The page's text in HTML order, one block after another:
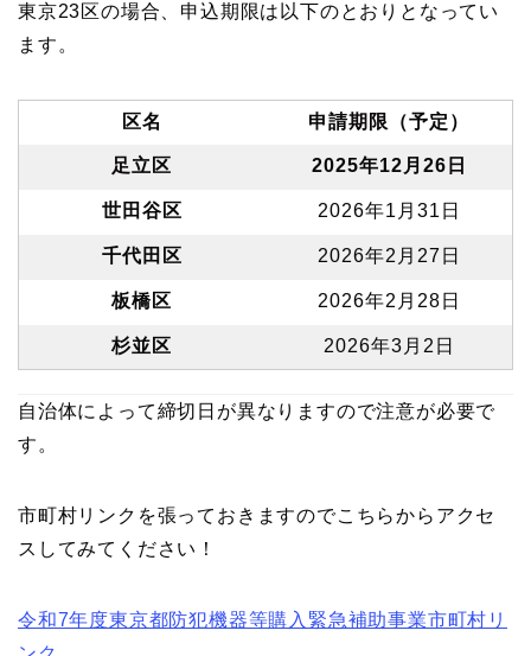
東京23区の場合、申込期限は以下のとおりとなってい
ます。
区名 申請期限（予定）
足立区 2025年12月26日
世田谷区 2026年1月31日
千代田区 2026年2月27日
板橋区 2026年2月28日
杉並区 2026年3月2日
自治体によって締切日が異なりますので注意が必要で
す。
市町村リンクを張っておきますのでこちらからアクセ
スしてみてください！
令和7年度東京都防犯機器等購入緊急補助事業市町村リ